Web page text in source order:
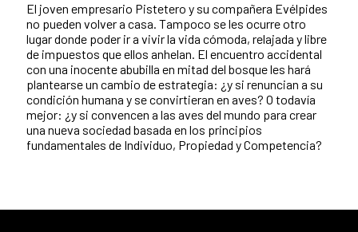
El joven empresario Pistetero y su compañera Evélpides
no pueden volver a casa. Tampoco se les ocurre otro
lugar donde poder ir a vivir la vida cómoda, relajada y libre
de impuestos que ellos anhelan. El encuentro accidental
con una inocente abubilla en mitad del bosque les hará
plantearse un cambio de estrategia: ¿y si renuncian a su
condición humana y se convirtieran en aves? O todavía
mejor: ¿y si convencen a las aves del mundo para crear
una nueva sociedad basada en los principios
fundamentales de Individuo, Propiedad y Competencia?